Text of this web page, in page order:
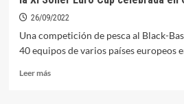
26/09/2022
Una competición de pesca al Black-
40 equipos de varios países europeos
Leer másLeer